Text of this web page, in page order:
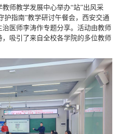
教师教学发展中心举办“站”出风采
指南”教学研讨午餐会，西安交通
医师李涛作专题分享。活动由教师
吸引了来自全校各学院的多位教师